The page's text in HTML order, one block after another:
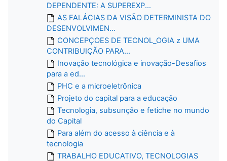
DEPENDENTE: A SUPEREXP...
AS FALÁCIAS DA VISÃO DETERMINISTA DO
DESENVOLVIMEN...
CONCEPÇOES DE TECNOL_OGIA z UMA
CONTRIBUIÇÃO PARA...
Inovação tecnológica e inovação-Desafios
para a ed...
PHC e a microeletrônica
Projeto do capital para a educação
Tecnologia, subsunção e fetiche no mundo
do Capital
Para além do acesso à ciência e à
tecnologia
TRABALHO EDUCATIVO, TECNOLOGIAS